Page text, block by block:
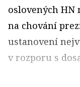
oslovených HN
na chování
ustanovení
v rozporu s